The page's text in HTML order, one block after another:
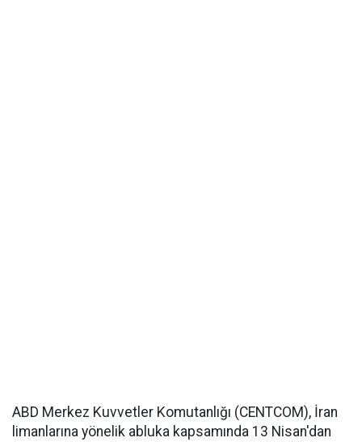
ABD Merkez Kuvvetler Komutanlığı (CENTCOM), İran
limanlarına yönelik abluka kapsamında 13 Nisan'dan